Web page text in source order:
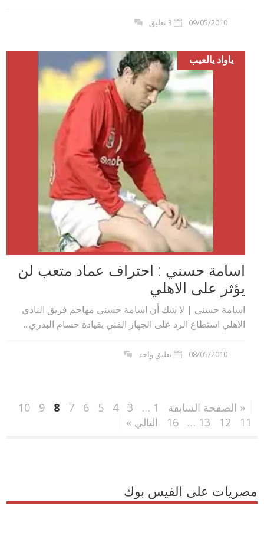
09/05/2010 3 تعليق
ياواد يالعيب
اسامة حسني : احتراف عماد متعب لن
يؤثر على الاهلي
اسامة حسني | لا شك أن اسامة حسني مهاجم فريق النادي
الاهلي استطاع الرد على الجهاز الفني بقيادة حسام البدري...
08/05/2010 تعليق واحد
« الصفحة السابقة 1
…
3
4
5
6
7
8
9
10
11
12
13
…
16 التالي »
مصريات على الفيس بوك